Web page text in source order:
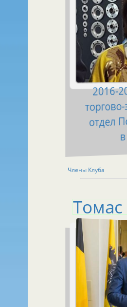
2016-
отдел
Члены Клуба
Томас